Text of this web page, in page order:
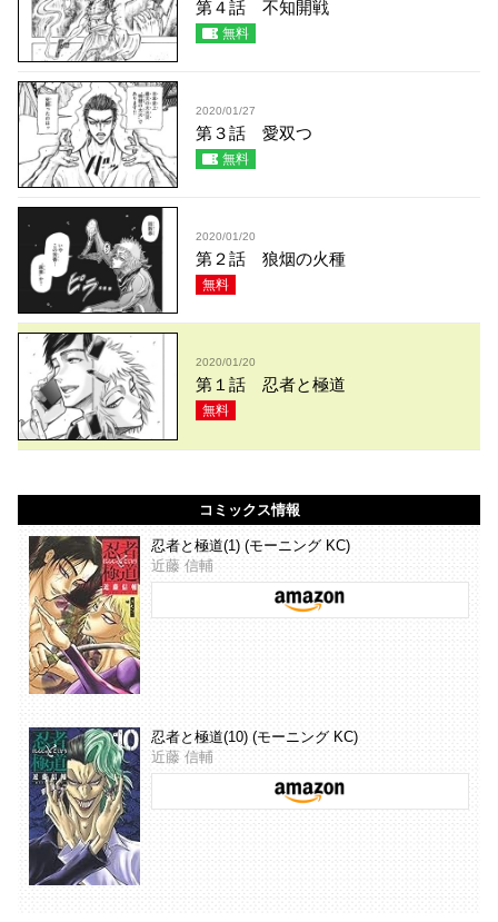
第４話 不知開戦
無料
2020/01/27
第３話 愛双つ
無料
2020/01/20
第２話 狼烟の火種
無料
2020/01/20
第１話 忍者と極道
無料
コミックス情報
忍者と極道(1) (モーニング KC)
近藤 信輔
忍者と極道(10) (モーニング KC)
近藤 信輔